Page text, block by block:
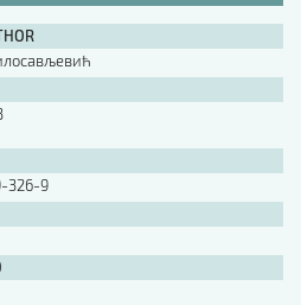
326-9